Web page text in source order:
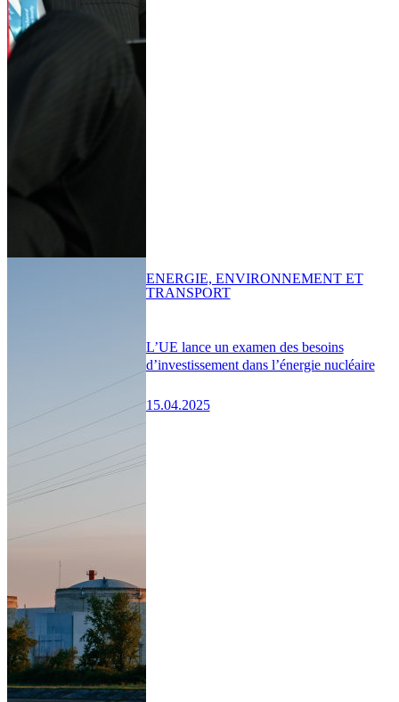
L’UE lance un examen des besoins
d’investissement dans l’énergie nucléaire
15.04.2025
ENERGIE, ENVIRONNEMENT ET
TRANSPORT